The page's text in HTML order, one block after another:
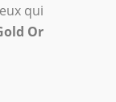
qui
Or